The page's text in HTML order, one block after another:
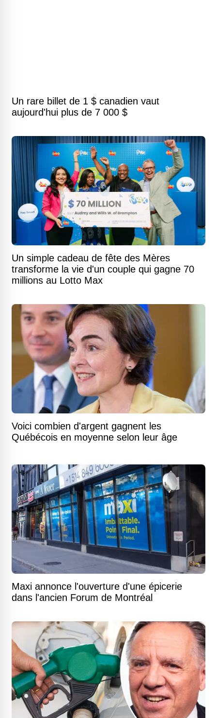
Un rare billet de 1 $ canadien vaut
aujourd'hui plus de 7 000 $
Un simple cadeau de fête des Mères
transforme la vie d'un couple qui gagne 70
millions au Lotto Max
Voici combien d'argent gagnent les
Québécois en moyenne selon leur âge
Maxi annonce l'ouverture d'une épicerie
dans l'ancien Forum de Montréal